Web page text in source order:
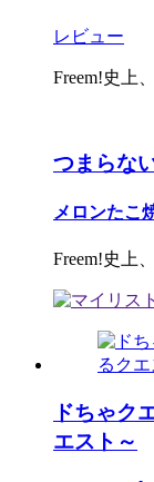
レビュー
Freem!史上
つまらな
メロンたこ
Freem!史上
ドちゃク
エスト～